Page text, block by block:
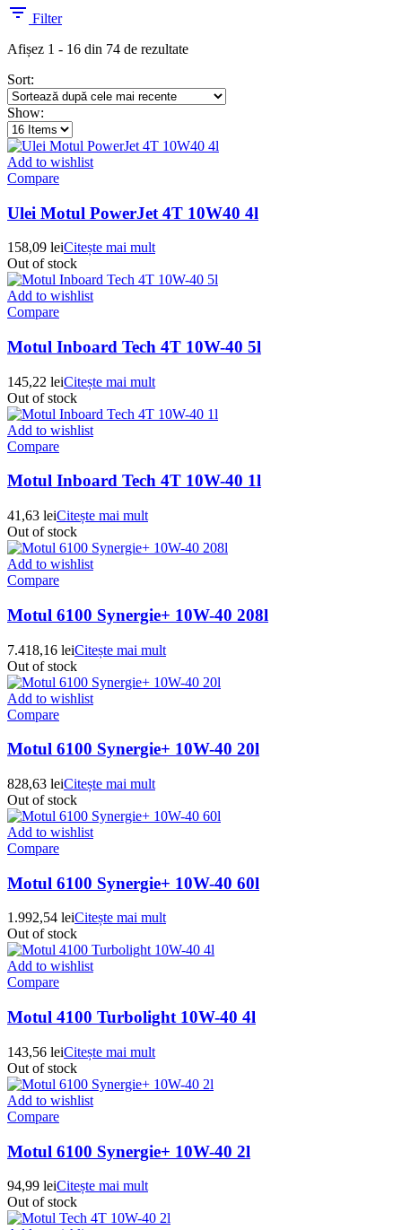
Filter
Afișez 1 - 16 din 74 de rezultateSortat
Sort:
Show:
Add to wishlist
Compare
Ulei Motul PowerJet 4T 10W40 4l
158,09 leiCitește mai mult
Out of stock
Add to wishlist
Compare
Motul Inboard Tech 4T 10W-40 5l
145,22 leiCitește mai mult
Out of stock
Add to wishlist
Compare
Motul Inboard Tech 4T 10W-40 1l
41,63 leiCitește mai mult
Out of stock
Add to wishlist
Compare
Motul 6100 Synergie+ 10W-40 208l
7.418,16 leiCitește mai mult
Out of stock
Add to wishlist
Compare
Motul 6100 Synergie+ 10W-40 20l
828,63 leiCitește mai mult
Out of stock
Add to wishlist
Compare
Motul 6100 Synergie+ 10W-40 60l
1.992,54 leiCitește mai mult
Out of stock
Add to wishlist
Compare
Motul 4100 Turbolight 10W-40 4l
143,56 leiCitește mai mult
Out of stock
Add to wishlist
Compare
Motul 6100 Synergie+ 10W-40 2l
94,99 leiCitește mai mult
Out of stock